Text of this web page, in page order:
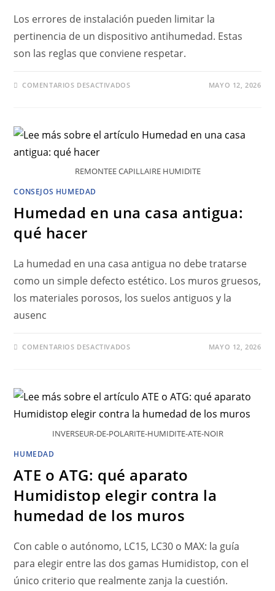
Los errores de instalación pueden limitar la
pertinencia de un dispositivo antihumedad. Estas
son las reglas que conviene respetar.
COMENTARIOS DESACTIVADOS MAYO 12, 2026
REMONTEE CAPILLAIRE HUMIDITE
CONSEJOS HUMEDAD
Humedad en una casa antigua:
qué hacer
La humedad en una casa antigua no debe tratarse
como un simple defecto estético. Los muros gruesos,
los materiales porosos, los suelos antiguos y la
ausenc
COMENTARIOS DESACTIVADOS MAYO 12, 2026
INVERSEUR-DE-POLARITE-HUMIDITE-ATE-NOIR
HUMEDAD
ATE o ATG: qué aparato
Humidistop elegir contra la
humedad de los muros
Con cable o autónomo, LC15, LC30 o MAX: la guía
para elegir entre las dos gamas Humidistop, con el
único criterio que realmente zanja la cuestión.